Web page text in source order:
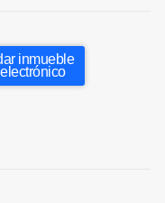
inmueble